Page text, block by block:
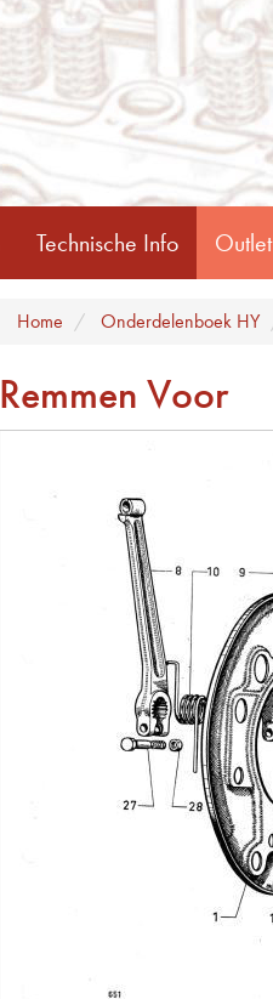
Technische Info Outlet
Home Onderdelenboek HY
Remmen Voor